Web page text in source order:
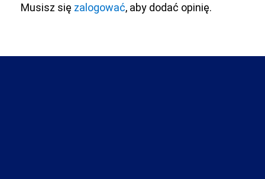
Musisz się zalogować, aby dodać opinię.